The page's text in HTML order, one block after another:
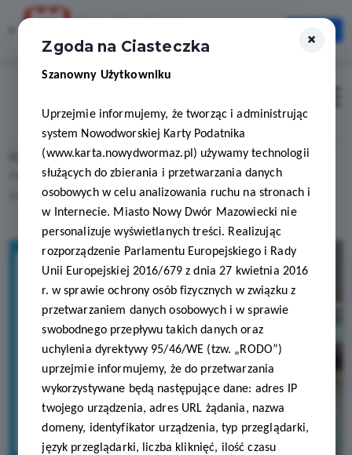
Szybciej, wygodniej, zawsze pod ręką
Otwórz
Home
Lista aktualności
Polskie Pracownie Optyczne partnerem programu Nowodworska Karta
Podatnika
×
Zgoda na Ciasteczka
Szanowny Użytkowniku
Uprzejmie informujemy, że tworząc i administrując
system Nowodworskiej Karty Podatnika
(www.karta.nowydwormaz.pl) używamy technologii
służących do zbierania i przetwarzania danych
osobowych w celu analizowania ruchu na stronach i
w Internecie. Miasto Nowy Dwór Mazowiecki nie
personalizuje wyświetlanych treści. Realizując
rozporządzenie Parlamentu Europejskiego i Rady
Unii Europejskiej 2016/679 z dnia 27 kwietnia 2016
r. w sprawie ochrony osób fizycznych w związku z
przetwarzaniem danych osobowych i w sprawie
swobodnego przepływu takich danych oraz
uchylenia dyrektywy 95/46/WE (tzw. „RODO”)
uprzejmie informujemy, że do przetwarzania
wykorzystywane będą następujące dane: adres IP
twojego urządzenia, adres URL żądania, nazwa
domeny, identyfikator urządzenia, typ przeglądarki,
język przeglądarki, liczba kliknięć, ilość czasu